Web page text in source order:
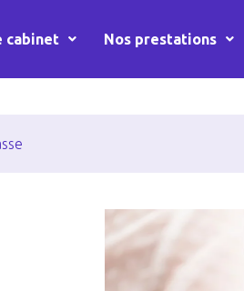
cabinet Nos prestations